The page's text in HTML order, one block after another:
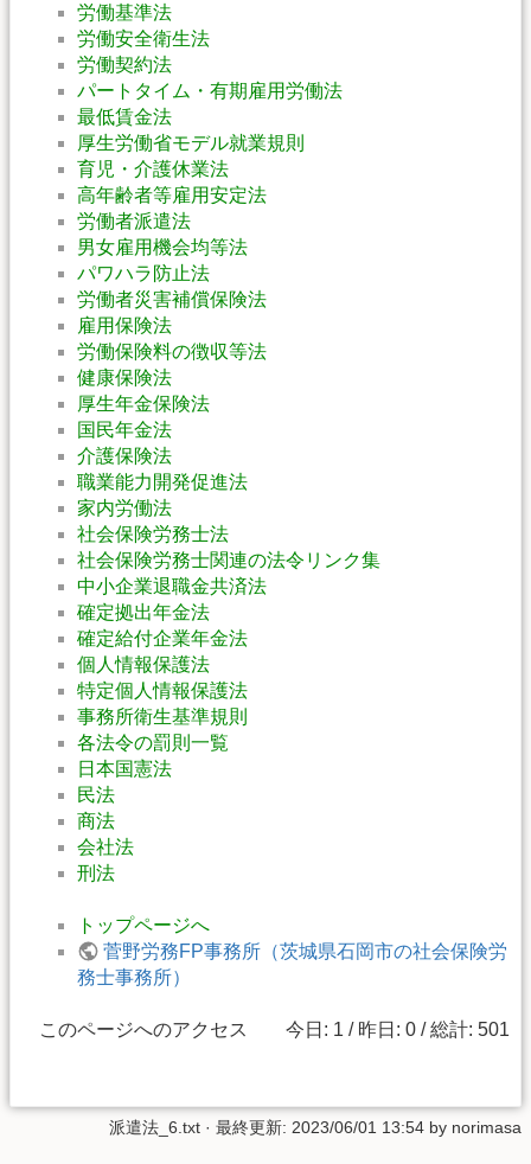
労働基準法
労働安全衛生法
労働契約法
パートタイム・有期雇用労働法
最低賃金法
厚生労働省モデル就業規則
育児・介護休業法
高年齢者等雇用安定法
労働者派遣法
男女雇用機会均等法
パワハラ防止法
労働者災害補償保険法
雇用保険法
労働保険料の徴収等法
健康保険法
厚生年金保険法
国民年金法
介護保険法
職業能力開発促進法
家内労働法
社会保険労務士法
社会保険労務士関連の法令リンク集
中小企業退職金共済法
確定拠出年金法
確定給付企業年金法
個人情報保護法
特定個人情報保護法
事務所衛生基準規則
各法令の罰則一覧
日本国憲法
民法
商法
会社法
刑法
トップページへ
菅野労務FP事務所（茨城県石岡市の社会保険労
務士事務所）
このページへのアクセス 今日: 1 / 昨日: 0 / 総計: 501
派遣法_6.txt · 最終更新: 2023/06/01 13:54 by norimasa